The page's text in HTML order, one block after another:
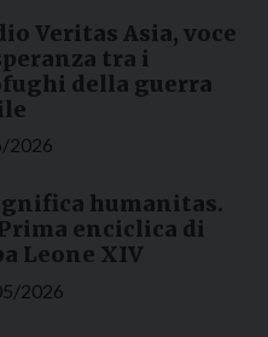
Veritas Asia, voce
tra i
della guerra
2026
humanitas.
enciclica di
Leone XIV
2026